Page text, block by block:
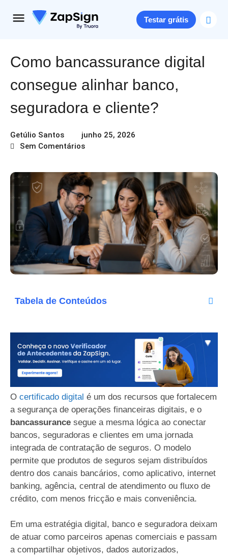
Testar grátis
Como bancassurance digital
consegue alinhar banco,
seguradora e cliente?
Getúlio Santos
junho 25, 2026
Sem Comentários
Tabela de Conteúdos
O certificado digital é um dos recursos que fortalecem
a segurança de operações financeiras digitais, e o
bancassurance segue a mesma lógica ao conectar
bancos, seguradoras e clientes em uma jornada
integrada de contratação de seguros. O modelo
permite que produtos de seguros sejam distribuídos
dentro dos canais bancários, como aplicativo, internet
banking, agência, central de atendimento ou fluxo de
crédito, com menos fricção e mais conveniência.
Em uma estratégia digital, banco e seguradora deixam
de atuar como parceiros apenas comerciais e passam
a compartilhar objetivos, dados autorizados,